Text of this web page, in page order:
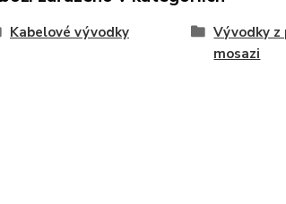
Kabelové vývodky
Vývodky z
mosazi